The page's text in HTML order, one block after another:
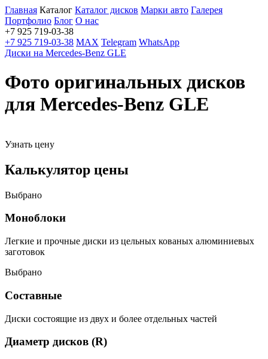
Главная Каталог Каталог дисков Марки авто Галерея
Портфолио Блог О нас
+7 925 719-03-38
+7 925 719-03-38 MAX Telegram WhatsApp
Диски на Mercedes-Benz GLE
Фото оригинальных дисков
для Mercedes-Benz GLE
Узнать цену
Калькулятор цены
Выбрано
Моноблоки
Легкие и прочные диски из цельных кованых алюминиевых
заготовок
Выбрано
Составные
Диски состоящие из двух и более отдельных частей
Диаметр дисков (R)